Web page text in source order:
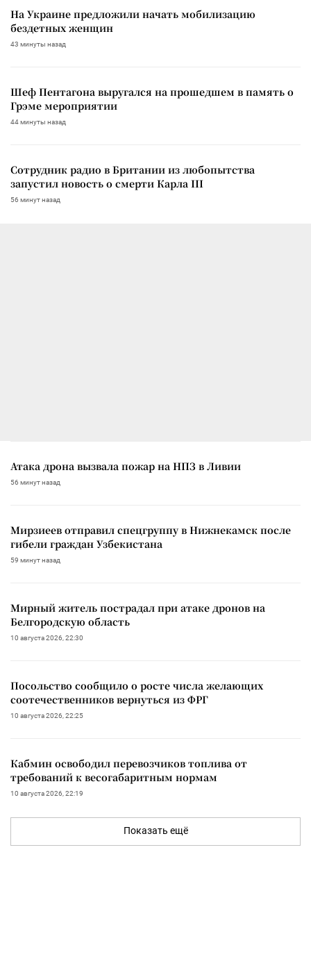
На Украине предложили начать мобилизацию
бездетных женщин
43 минуты назад
Шеф Пентагона выругался на прошедшем в память о
Грэме мероприятии
44 минуты назад
Сотрудник радио в Британии из любопытства
запустил новость о смерти Карла III
56 минут назад
Атака дрона вызвала пожар на НПЗ в Ливии
56 минут назад
Мирзиеев отправил спецгруппу в Нижнекамск после
гибели граждан Узбекистана
59 минут назад
Мирный житель пострадал при атаке дронов на
Белгородскую область
10 августа 2026, 22:30
Посольство сообщило о росте числа желающих
соотечественников вернуться из ФРГ
10 августа 2026, 22:25
Кабмин освободил перевозчиков топлива от
требований к весогабаритным нормам
10 августа 2026, 22:19
Показать ещё